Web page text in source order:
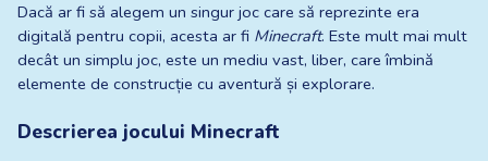
Dacă ar fi să alegem un singur joc care să reprezinte era
digitală pentru copii, acesta ar fi Minecraft. Este mult mai mult
decât un simplu joc, este un mediu vast, liber, care îmbină
elemente de construcție cu aventură și explorare.
Descrierea jocului Minecraft